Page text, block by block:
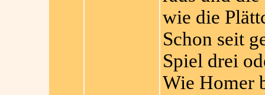
wie die
Schon seit
Spiel drei
Wie Homer